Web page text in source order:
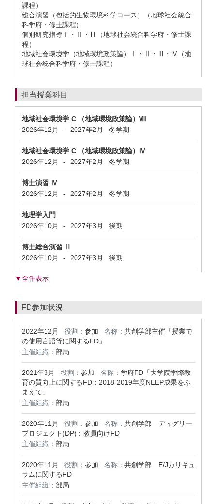
課程）
総合演習（包括的生物環境科学コース）（地球社会統合
科学府・修士課程）
個別研究指導Ⅰ・Ⅱ・Ⅲ（地球社会統合科学府・修士課
程）
地域社会環境学（地域環境政策論）Ⅰ・Ⅱ・Ⅲ・Ⅳ（地
球社会統合科学府・修士課程）
担当授業科目
地域社会環境学 C （地域環境政策論）Ⅷ
2026年12月
- 2027年2月 冬学期
地域社会環境学 C （地域環境政策論）Ⅳ
2026年12月
- 2027年2月 冬学期
博士演習 Ⅳ
2026年12月
- 2027年2月 冬学期
地理学入門
2026年10月
- 2027年3月 後期
博士総合演習 Ⅱ
2026年10月
- 2027年3月 後期
▼全件表示
FD参加状況
2022年12月 役割： 参加 名称： 共創学部主催「授業で
の使用言語等に関するFD」
主催組織： 部局
2021年3月 役割： 参加 名称： 学府FD「大学院学際教
育の質向上に関するFD：2018-2019年度NEEP成果をふ
まえて」
主催組織： 部局
2020年11月 役割： 参加 名称： 共創学部 ディグリー
プロジェクト(DP)：教員向けFD
主催組織： 部局
2020年11月 役割： 参加 名称： 共創学部 E/Jカリキュ
ラムに関するFD
主催組織： 部局